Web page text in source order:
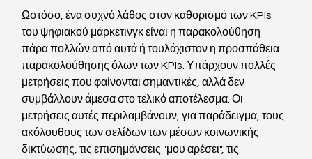
Ωστόσο, ένα συχνό λάθος στον καθορισμό των KPIs
του ψηφιακού μάρκετινγκ είναι η παρακολούθηση
πάρα πολλών από αυτά ή τουλάχιστον η προσπάθεια
παρακολούθησης όλων των KPIs. Υπάρχουν πολλές
μετρήσεις που φαίνονται σημαντικές, αλλά δεν
συμβάλλουν άμεσα στο τελικό αποτέλεσμα. Οι
μετρήσεις αυτές περιλαμβάνουν, για παράδειγμα, τους
ακόλουθους των σελίδων των μέσων κοινωνικής
δικτύωσης, τις επισημάνσεις "μου αρέσει", τις